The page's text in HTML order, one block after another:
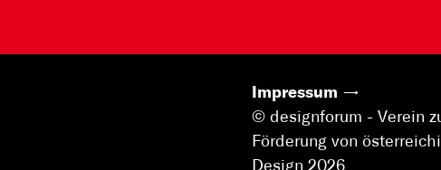
Impressum
© designforum - Verein
Förderung von
Design 2026